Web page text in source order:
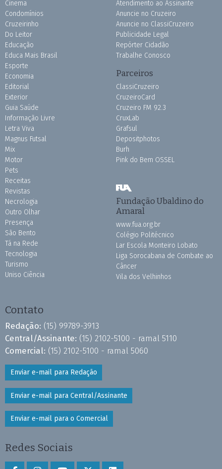
Cinema
Condomínios
Cruzeirinho
Do Leitor
Educação
Educa Mais Brasil
Esporte
Economia
Editorial
Exterior
Guia Saúde
Informação Livre
Letra Viva
Magnus Futsal
Mix
Motor
Pets
Receitas
Revistas
Necrologia
Outro Olhar
Presença
São Bento
Tá na Rede
Tecnologia
Turismo
Uniso Ciência
Atendimento ao Assinante
Anuncie no Cruzeiro
Anuncie no ClassiCruzeiro
Publicidade Legal
Repórter Cidadão
Trabalhe Conosco
Parceiros
ClassiCruzeiro
CruzeiroCard
Cruzeiro FM 92.3
CruxLab
Grafsul
Depositphotos
Burh
Pink do Bem OSSEL
Fundação Ubaldino do
Amaral
www.fua.org.br
Colégio Politécnico
Lar Escola Monteiro Lobato
Liga Sorocabana de Combate ao
Câncer
Vila dos Velhinhos
Contato
Redação: (15) 99789-3913
Central/Assinante: (15) 2102-5100 - ramal 5110
Comercial: (15) 2102-5100 - ramal 5060
Enviar e-mail para Redação
Enviar e-mail para Central/Assinante
Enviar e-mail para o Comercial
Redes Sociais